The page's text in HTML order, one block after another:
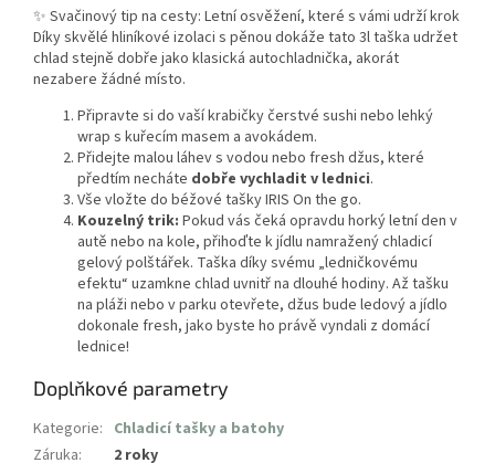
✨ Svačinový tip na cesty: Letní osvěžení, které s vámi udrží krok
Díky skvělé hliníkové izolaci s pěnou dokáže tato 3l taška udržet
chlad stejně dobře jako klasická autochladnička, akorát
nezabere žádné místo.
Připravte si do vaší krabičky čerstvé sushi nebo lehký
wrap s kuřecím masem a avokádem.
Přidejte malou láhev s vodou nebo fresh džus, které
předtím necháte dobře vychladit v lednici.
Vše vložte do béžové tašky IRIS On the go.
Kouzelný trik: Pokud vás čeká opravdu horký letní den v
autě nebo na kole, přihoďte k jídlu namražený chladicí
gelový polštářek. Taška díky svému „ledničkovému
efektu“ uzamkne chlad uvnitř na dlouhé hodiny. Až tašku
na pláži nebo v parku otevřete, džus bude ledový a jídlo
dokonale fresh, jako byste ho právě vyndali z domácí
lednice!
Doplňkové parametry
Kategorie: Chladicí tašky a batohy
Záruka:
2 roky